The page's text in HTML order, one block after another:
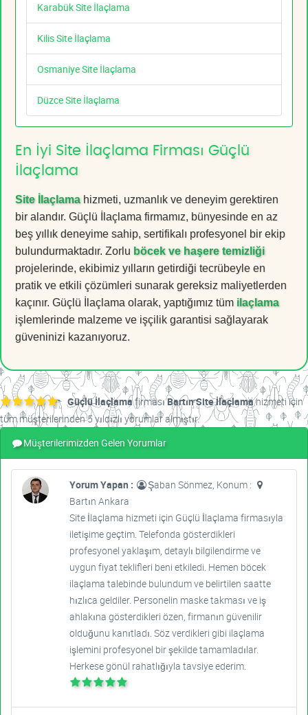
Karabük Site İlaçlama
Kilis Site İlaçlama
Osmaniye Site İlaçlama
Düzce Site İlaçlama
En İyi Site İlaçlama Firması Güçlü
İlaçlama
Site İlaçlamahizmeti, uzmanlık ve deneyim gerektiren
bir alandır. Güçlü İlaçlama firmamız, bünyesinde en az
beş yıllık deneyime sahip, sertifikalı profesyonel bir ekip
bulundurmaktadır. Zorlu böcek ve haşere temizliği
projelerinde, ekibimiz yılların getirdiği tecrübeyle en
pratik ve etkili çözümleri sunarak gereksiz maliyetlerden
kaçınır. Güçlü İlaçlama olarak, yaptığımız tüm ilaçlama
işlemlerinde malzeme ve işçilik garantisi sağlayarak
güveninizi kazanıyoruz.
Güçlü İlaçlamafirmasıBartın Site İlaçlamahizmeti için
tüm müşterilerinden 5 yıldızlı yorumlar almıştır.
Müşterilerimizden Gelen Yorumlar
Yorum Yapan :
Şaban Sönmez, Konum :
Bartın Ankara
Site İlaçlama hizmeti için Güçlü İlaçlama firmasıyla
iletişime geçtim. Telefonda gösterdikleri
profesyonel yaklaşım, detaylı bilgilendirme ve
uygun fiyat teklifleri beni etkiledi. Hemen böcek
ilaçlama talebinde bulundum ve belirtilen saatte
hızlıca geldiler. Personelin maske takması ve iş
ahlakına gösterdikleri özen, firmanın güvenilir
olduğunu kanıtladı. Söz verdikleri gibi ilaçlama
işlemini profesyonel bir şekilde tamamladılar.
Herkese gönül rahatlığıyla tavsiye ederim.